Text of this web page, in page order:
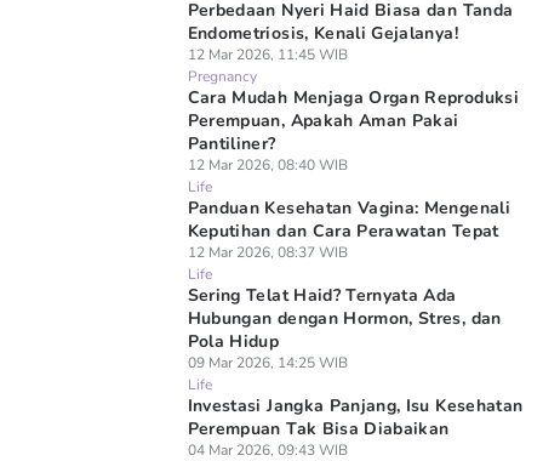
Perbedaan Nyeri Haid Biasa dan Tanda
Endometriosis, Kenali Gejalanya!
12 Mar 2026, 11:45 WIB
Pregnancy
Cara Mudah Menjaga Organ Reproduksi
Perempuan, Apakah Aman Pakai
Pantiliner?
12 Mar 2026, 08:40 WIB
Life
Panduan Kesehatan Vagina: Mengenali
Keputihan dan Cara Perawatan Tepat
12 Mar 2026, 08:37 WIB
Life
Sering Telat Haid? Ternyata Ada
Hubungan dengan Hormon, Stres, dan
Pola Hidup
09 Mar 2026, 14:25 WIB
Life
Investasi Jangka Panjang, Isu Kesehatan
Perempuan Tak Bisa Diabaikan
04 Mar 2026, 09:43 WIB